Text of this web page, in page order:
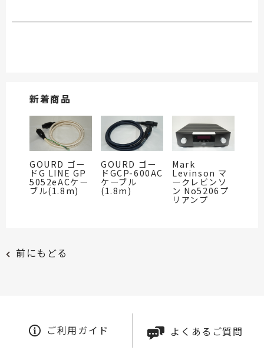
新着商品
GOURD ゴー
ドG LINE GP
5052eACケー
ブル(1.8m)
GOURD ゴー
ドGCP-600AC
ケーブル
(1.8m)
Mark
Levinson マ
ークレビンソ
ン No5206プ
リアンプ
前にもどる
ご利用ガイド よくあるご質問